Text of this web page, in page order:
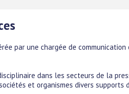
par une chargée de
dans les secteurs de la
et organismes divers supports